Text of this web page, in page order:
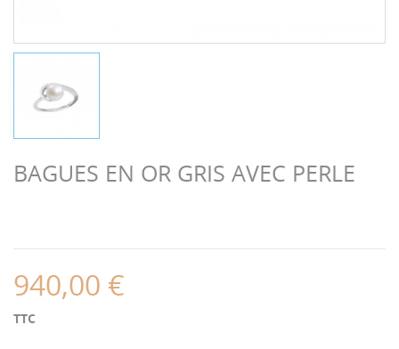
BAGUES EN OR GRIS AVEC PERLE
940,00 €
TTC